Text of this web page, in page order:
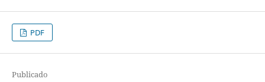
PDF
Publicado